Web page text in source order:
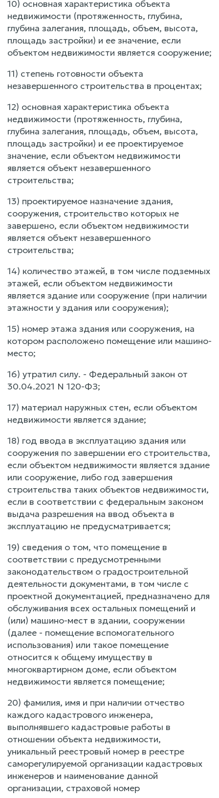
10) основная характеристика объекта
недвижимости (протяженность, глубина,
глубина залегания, площадь, объем, высота,
площадь застройки) и ее значение, если
объектом недвижимости является сооружение;
11) степень готовности объекта
незавершенного строительства в процентах;
12) основная характеристика объекта
недвижимости (протяженность, глубина,
глубина залегания, площадь, объем, высота,
площадь застройки) и ее проектируемое
значение, если объектом недвижимости
является объект незавершенного
строительства;
13) проектируемое назначение здания,
сооружения, строительство которых не
завершено, если объектом недвижимости
является объект незавершенного
строительства;
14) количество этажей, в том числе подземных
этажей, если объектом недвижимости
является здание или сооружение (при наличии
этажности у здания или сооружения);
15) номер этажа здания или сооружения, на
котором расположено помещение или машино-
место;
16) утратил силу. - Федеральный закон от
30.04.2021 N 120-ФЗ;
17) материал наружных стен, если объектом
недвижимости является здание;
18) год ввода в эксплуатацию здания или
сооружения по завершении его строительства,
если объектом недвижимости является здание
или сооружение, либо год завершения
строительства таких объектов недвижимости,
если в соответствии с федеральным законом
выдача разрешения на ввод объекта в
эксплуатацию не предусматривается;
19) сведения о том, что помещение в
соответствии с предусмотренными
законодательством о градостроительной
деятельности документами, в том числе с
проектной документацией, предназначено для
обслуживания всех остальных помещений и
(или) машино-мест в здании, сооружении
(далее - помещение вспомогательного
использования) или такое помещение
относится к общему имуществу в
многоквартирном доме, если объектом
недвижимости является помещение;
20) фамилия, имя и при наличии отчество
каждого кадастрового инженера,
выполнявшего кадастровые работы в
отношении объекта недвижимости,
уникальный реестровый номер в реестре
саморегулируемой организации кадастровых
инженеров и наименование данной
организации, страховой номер